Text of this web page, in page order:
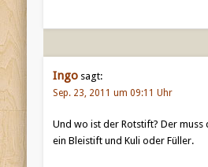
Ingo sagt:
Sep. 23, 2011 um 09:11 Uhr
Und wo ist der Rotstift? Der muss
ein Bleistift und Kuli oder Füller.